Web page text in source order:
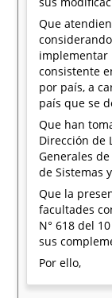
Que
implementar
consistente
por país, a
país que se
Que han
Dirección de
Generales
de Sistemas
Que la
facultades
N° 618 del
sus
Por ello,